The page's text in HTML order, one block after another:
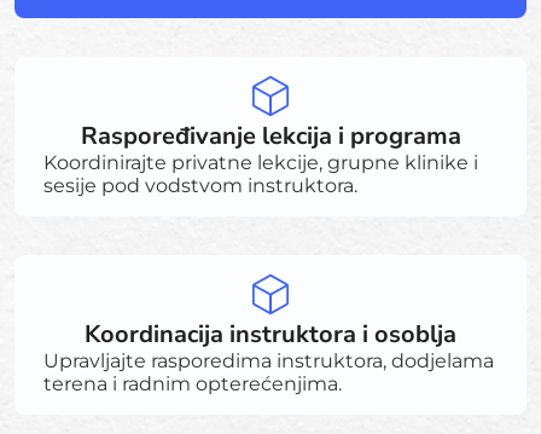
Raspoređivanje lekcija i programa
Koordinirajte privatne lekcije, grupne klinike i
sesije pod vodstvom instruktora.
Koordinacija instruktora i osoblja
Upravljajte rasporedima instruktora, dodjelama
terena i radnim opterećenjima.